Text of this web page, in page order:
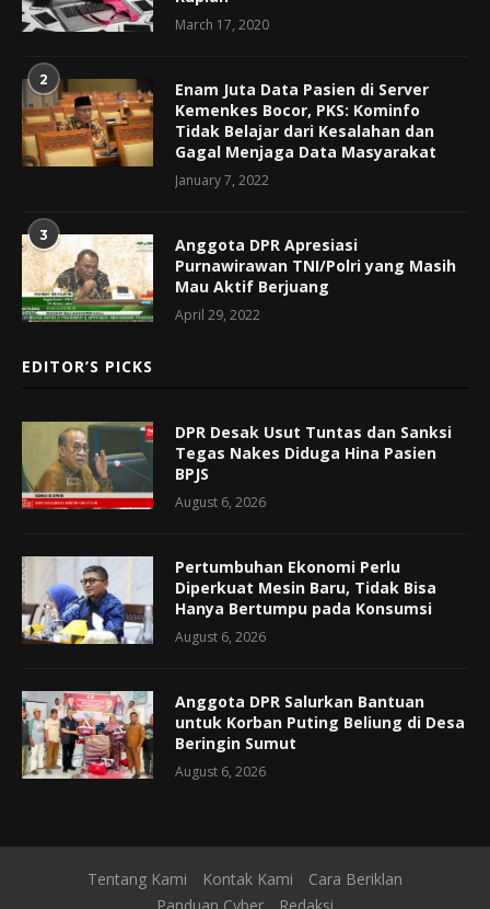
March 17, 2020
2
Enam Juta Data Pasien di Server
Kemenkes Bocor, PKS: Kominfo
Tidak Belajar dari Kesalahan dan
Gagal Menjaga Data Masyarakat
January 7, 2022
3
Anggota DPR Apresiasi
Purnawirawan TNI/Polri yang Masih
Mau Aktif Berjuang
April 29, 2022
EDITOR’S PICKS
DPR Desak Usut Tuntas dan Sanksi
Tegas Nakes Diduga Hina Pasien
BPJS
August 6, 2026
Pertumbuhan Ekonomi Perlu
Diperkuat Mesin Baru, Tidak Bisa
Hanya Bertumpu pada Konsumsi
August 6, 2026
Anggota DPR Salurkan Bantuan
untuk Korban Puting Beliung di Desa
Beringin Sumut
August 6, 2026
Tentang Kami Kontak Kami
Cara Beriklan